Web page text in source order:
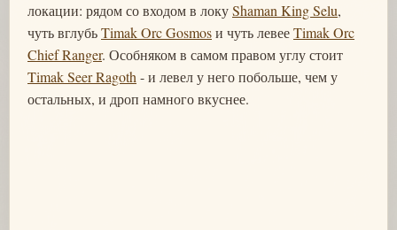
локации: рядом со входом в локуShaman King Selu,
чуть вглубьTimak Orc Gosmosи чуть левееTimak Orc
Chief Ranger. Особняком в самом правом углу стоит
Timak Seer Ragoth - и левел у него побольше, чем у
остальных, и дроп намного вкуснее.